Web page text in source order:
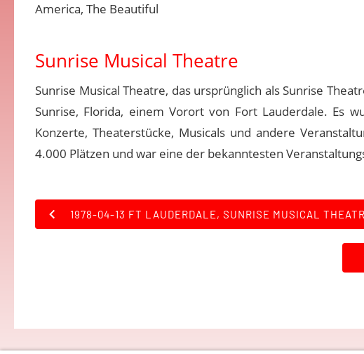
America, The Beautiful
Sunrise Musical Theatre
Sunrise Musical Theatre, das ursprünglich als Sunrise
Sunrise, Florida, einem Vorort von Fort Lauderdale. Es
Konzerte, Theaterstücke, Musicals und andere
4.000 Plätzen und war eine der bekanntesten
1978-04-13 FT LAUDERDALE, SUNRISE MUSICAL